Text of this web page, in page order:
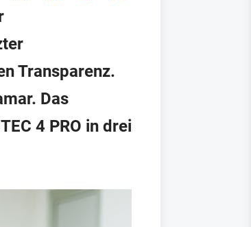
Transparenz.
Das
4 PRO in drei